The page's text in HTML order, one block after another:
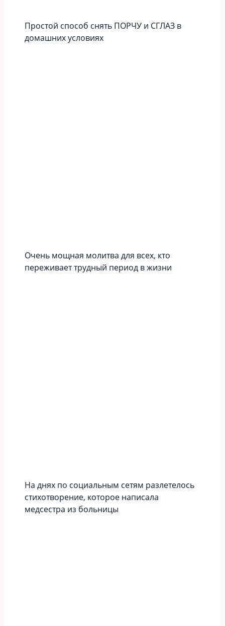
Простой способ снять ПОРЧУ и СГЛАЗ в
домашних условиях
Очень мощная молитва для всех, кто
переживает трудный период в жизни
На днях по социальным сетям разлетелось
стихотворение, которое написала
медсестра из больницы